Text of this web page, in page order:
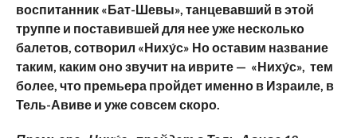
воспитанник «Бат-Шевы», танцевавший в этой
труппе и поставившей для нее уже несколько
балетов, сотворил «Ниху́с» Но оставим название
таким, каким оно звучит на иврите — «Ниху́с», тем
более, что премьера пройдет именно в Израиле, в
Тель-Авиве и уже совсем скоро.